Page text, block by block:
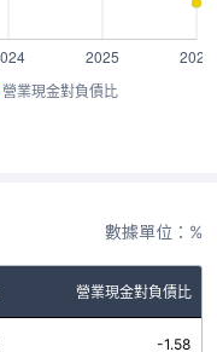
營業現金對負債比
數據單位：%
營業現金對負債比
-1.58